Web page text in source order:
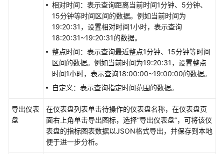
全
相对时间：表示查询距离当前时间1分钟、5分钟、
15分钟等时间区间的数据。例如当前时间为
19:20:31，设置相对时间1小时，表示查询
18:20:31~19:20:31的数据。
整点时间：表示查询最近整点1分钟、15分钟等时间
区间的数据。例如当前时间为19:20:31，设置整点
时间1小时，表示查询18:00:00~19:00:00的数据。
自定义：表示查询指定时间范围的数据。
导出仪表
盘
在仪表盘列表单击待操作的仪表盘名称，在仪表盘页
面右上角单击导出图标，选择“导出仪表盘”，可将该仪
表盘的指标图表数据以JSON格式导出，并保存到本地
便于进一步分析。